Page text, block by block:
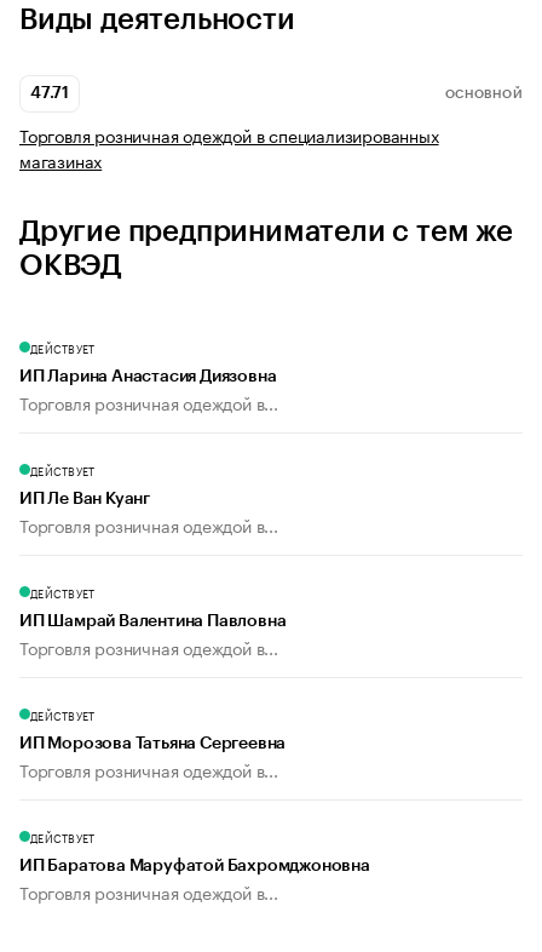
Виды деятельности
47.71 ОСНОВНОЙ
Торговля розничная одеждой в специализированных
магазинах
Другие предприниматели с тем же
ОКВЭД
ДЕЙСТВУЕТ
ИП Ларина Анастасия Диязовна
Торговля розничная одеждой в...
ДЕЙСТВУЕТ
ИП Ле Ван Куанг
Торговля розничная одеждой в...
ДЕЙСТВУЕТ
ИП Шамрай Валентина Павловна
Торговля розничная одеждой в...
ДЕЙСТВУЕТ
ИП Морозова Татьяна Сергеевна
Торговля розничная одеждой в...
ДЕЙСТВУЕТ
ИП Баратова Маруфатой Бахромджоновна
Торговля розничная одеждой в...